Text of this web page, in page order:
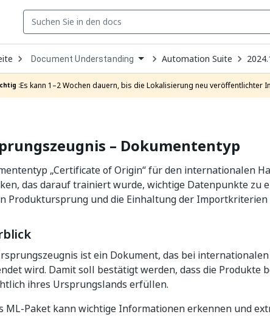
Open
Dropdown
to
choose
product
Document Understanding Automation Suite
:Es kann 1–2 Wochen dauern, bis die Lokalisierung neu veröffentlichter
– Dokumententyp
„Certificate of Origin“ für den internationalen
das darauf trainiert wurde, wichtige Datenpunkte zu
Produktursprung und die Einhaltung der Importkriterien
ist ein Dokument, das bei
wird. Damit soll bestätigt werden, dass die Produkte
ihres Ursprungslands erfüllen.
ML-Paket kann wichtige Informationen erkennen und